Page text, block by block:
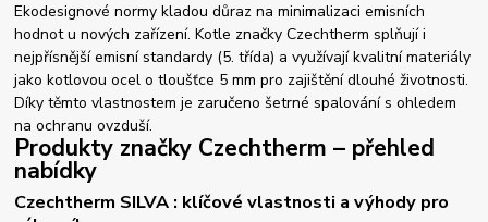
Ekodesignové normy kladou důraz na minimalizaci emisních
hodnot u nových zařízení. Kotle značky Czechtherm splňují i
nejpřísnější emisní standardy (5. třída) a využívají kvalitní materiály
jako kotlovou ocel o tloušťce 5 mm pro zajištění dlouhé životnosti.
Díky těmto vlastnostem je zaručeno šetrné spalování s ohledem
na ochranu ovzduší.
Produkty značky Czechtherm – přehled
nabídky
Czechtherm SILVA : klíčové vlastnosti a výhody pro